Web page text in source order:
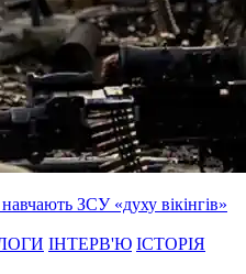
навчають ЗСУ «духу вікінгів»
ІНТЕРВ'Ю ІСТОРІЯ